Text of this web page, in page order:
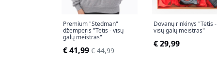
Premium "Stedman"
džemperis "Tėtis - visų
galų meistras"
€ 41,99 € 44,99
Dovanų rinkinys "Tėtis -
visų galų meistras"
€ 29,99